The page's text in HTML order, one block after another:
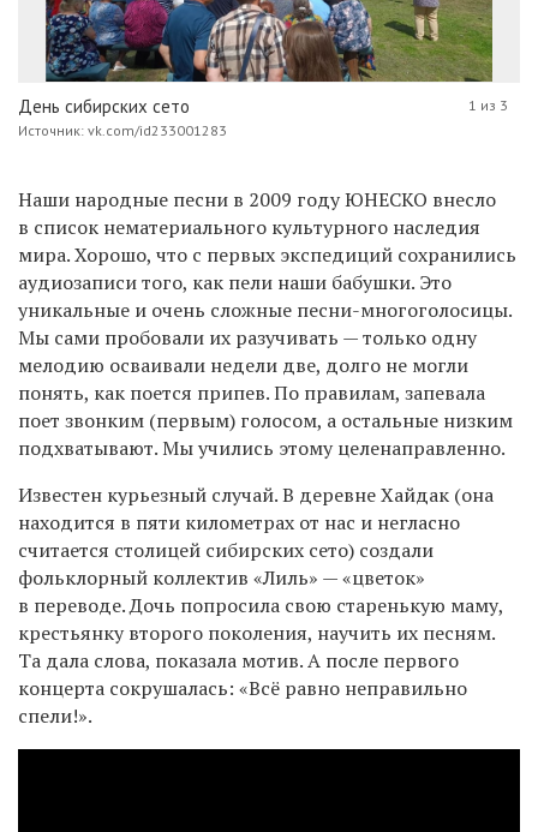
День сибирских сето
Источник: vk.com/id233001283
1 из 3
Наши народные песни в 2009 году ЮНЕСКО внесло
в список нематериального культурного наследия
мира. Хорошо, что с первых экспедиций сохранились
аудиозаписи того, как пели наши бабушки. Это
уникальные и очень сложные песни-многоголосицы.
Мы сами пробовали их разучивать — только одну
мелодию осваивали недели две, долго не могли
понять, как поется припев. По правилам, запевала
поет звонким (первым) голосом, а остальные низким
подхватывают. Мы учились этому целенаправленно.
Известен курьезный случай. В деревне Хайдак (она
находится в пяти километрах от нас и негласно
считается столицей сибирских сето) создали
фольклорный коллектив «Лиль» — «цветок»
в переводе. Дочь попросила свою старенькую маму,
крестьянку второго поколения, научить их песням.
Та дала слова, показала мотив. А после первого
концерта сокрушалась: «Всё равно неправильно
спели!».